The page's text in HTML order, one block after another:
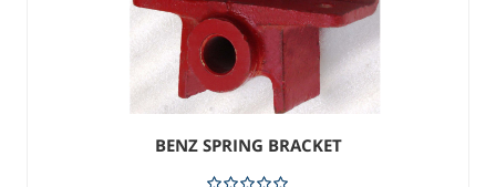
BENZ SPRING BRACKET